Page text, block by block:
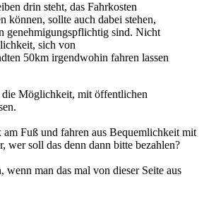
drin steht, das Fahrkosten
können, sollte auch dabei stehen,
genehmigungspflichtig sind. Nicht
sich von
50km irgendwohin fahren lassen
die Möglichkeit, mit öffentlichen
Fuß und fahren aus Bequemlichkeit mit
wer soll das denn dann bitte bezahlen?
wenn man das mal von dieser Seite aus